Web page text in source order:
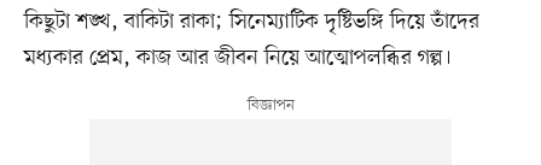
কিছুটা শঙ্খ, বাকিটা রাকা; সিনেম্যাটিক দৃষ্টিভঙ্গি দিয়ে তাঁদের
মধ্যকার প্রেম, কাজ আর জীবন নিয়ে আত্মোপলব্ধির গল্প।